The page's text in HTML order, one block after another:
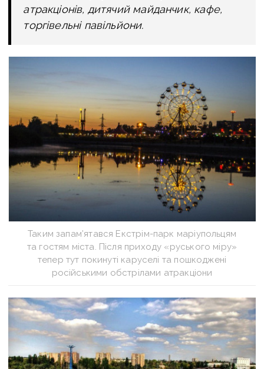
атракціонів, дитячий майданчик, кафе,
торгівельні павільйони.
Таким запам’ятався Екстрім-парк маріупольцям
та гостям міста. Після приходу «руського міру»
тепер тут покинуті каруселі та пошкоджені
російськими обстрілами атракціони